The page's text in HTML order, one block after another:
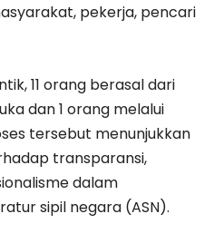
pekerja, pencari
11 orang berasal dari
dan 1 orang melalui
tersebut menunjukkan
transparansi,
dalam
sipil negara (ASN).